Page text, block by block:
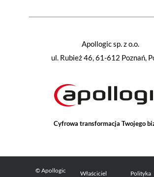
Cyfrowa transformacja Twojego
Apollogic sp. z o.o.
ul. Rubież 46, 61-612 Poznań,
© Apollogic Właściciel Polityka